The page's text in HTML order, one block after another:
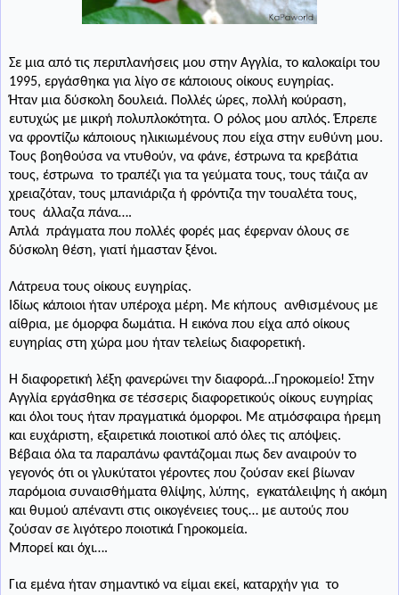
Σε μια από τις περιπλανήσεις μου στην Αγγλία, το καλοκαίρι του
1995, εργάσθηκα για λίγο σε κάποιους οίκους ευγηρίας.
Ήταν μια δύσκολη δουλειά. Πολλές ώρες, πολλή κούραση,
ευτυχώς με μικρή πολυπλοκότητα. Ο ρόλος μου απλός. Έπρεπε
να φροντίζω κάποιους ηλικιωμένους που είχα στην ευθύνη μου.
Τους βοηθούσα να ντυθούν, να φάνε, έστρωνα τα κρεβάτια
τους, έστρωνα το τραπέζι για τα γεύματα τους, τους τάιζα αν
χρειαζόταν, τους μπανιάριζα ή φρόντιζα την τουαλέτα τους,
τους άλλαζα πάνα….
Απλά πράγματα που πολλές φορές μας έφερναν όλους σε
δύσκολη θέση, γιατί ήμασταν ξένοι.
Λάτρευα τους οίκους ευγηρίας.
Ιδίως κάποιοι ήταν υπέροχα μέρη. Με κήπους ανθισμένους με
αίθρια, με όμορφα δωμάτια. Η εικόνα που είχα από οίκους
ευγηρίας στη χώρα μου ήταν τελείως διαφορετική.
Η διαφορετική λέξη φανερώνει την διαφορά…Γηροκομείο! Στην
Αγγλία εργάσθηκα σε τέσσερις διαφορετικούς οίκους ευγηρίας
και όλοι τους ήταν πραγματικά όμορφοι. Με ατμόσφαιρα ήρεμη
και ευχάριστη, εξαιρετικά ποιοτικοί από όλες τις απόψεις.
Βέβαια όλα τα παραπάνω φαντάζομαι πως δεν αναιρούν το
γεγονός ότι οι γλυκύτατοι γέροντες που ζούσαν εκεί βίωναν
παρόμοια συναισθήματα θλίψης, λύπης, εγκατάλειψης ή ακόμη
και θυμού απέναντι στις οικογένειες τους… με αυτούς που
ζούσαν σε λιγότερο ποιοτικά Γηροκομεία.
Μπορεί και όχι….
Για εμένα ήταν σημαντικό να είμαι εκεί, καταρχήν για το